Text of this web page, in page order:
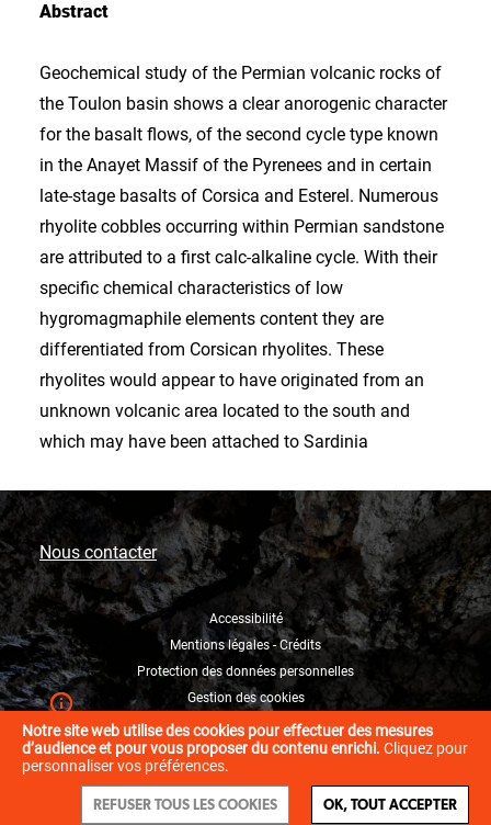
Abstract
Geochemical study of the Permian volcanic rocks of
the Toulon basin shows a clear anorogenic character
for the basalt flows, of the second cycle type known
in the Anayet Massif of the Pyrenees and in certain
late-stage basalts of Corsica and Esterel. Numerous
rhyolite cobbles occurring within Permian sandstone
are attributed to a first calc-alkaline cycle. With their
specific chemical characteristics of low
hygromagmaphile elements content they are
differentiated from Corsican rhyolites. These
rhyolites would appear to have originated from an
unknown volcanic area located to the south and
which may have been attached to Sardinia
Nous contacter
Accessibilité
Mentions légales - Crédits
Protection des données personnelles
Gestion des cookies
Notre site web utilise des cookies pour effectuer des mesures
d’audience et pour vous proposer du contenu enrichi. Cliquez pour
personnaliser vos préférences.
OK, TOUT ACCEPTER
REFUSER TOUS LES COOKIES